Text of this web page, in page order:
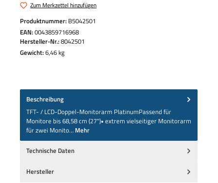
Zum Merkzettel hinzufügen
Produktnummer: B5042501
EAN:0043859716968
Hersteller-Nr.:8042501
Gewicht:6,46 kg
Beschreibung
TFT- / LCD-Doppel-Monitorarm PlatinumPassend für
Monitore bis 68,58 cm (27")• extrem vielseitiger Monitorarm
für zwei Monito… Mehr
Technische Daten
Hersteller